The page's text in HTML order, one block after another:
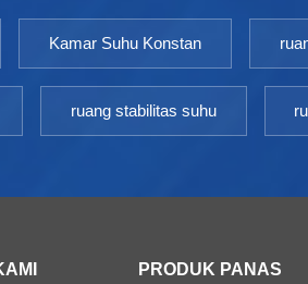
Kamar Suhu Konstan
ruang stabilitas suhu
PRODUK PANAS